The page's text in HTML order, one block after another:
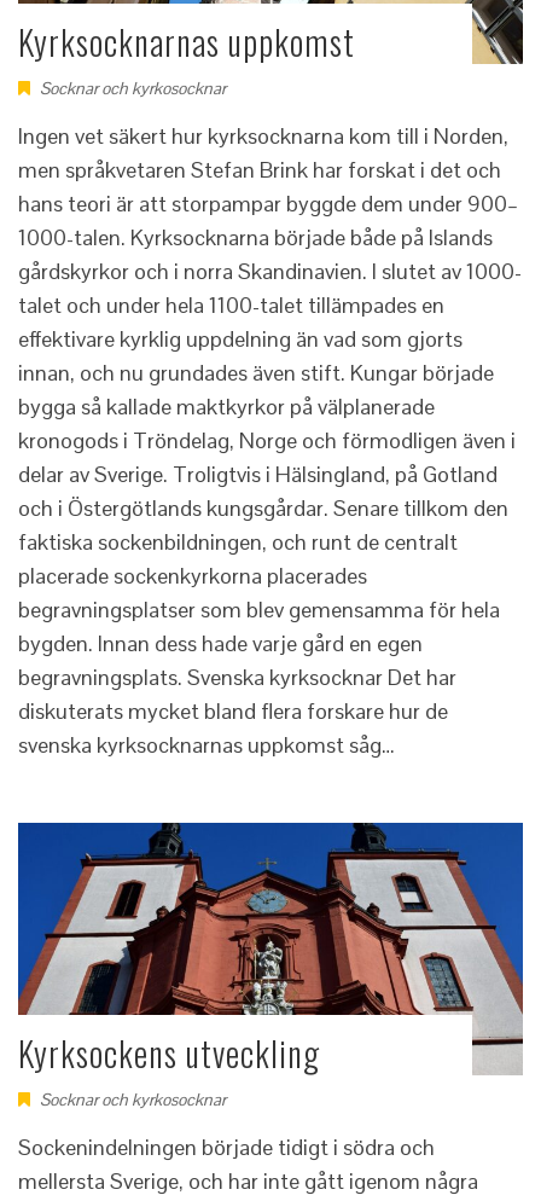
Kyrksocknarnas uppkomst
Socknar och kyrkosocknar
Ingen vet säkert hur kyrksocknarna kom till i Norden,
men språkvetaren Stefan Brink har forskat i det och
hans teori är att storpampar byggde dem under 900–
1000-talen. Kyrksocknarna började både på Islands
gårdskyrkor och i norra Skandinavien. I slutet av 1000-
talet och under hela 1100-talet tillämpades en
effektivare kyrklig uppdelning än vad som gjorts
innan, och nu grundades även stift. Kungar började
bygga så kallade maktkyrkor på välplanerade
kronogods i Tröndelag, Norge och förmodligen även i
delar av Sverige. Troligtvis i Hälsingland, på Gotland
och i Östergötlands kungsgårdar. Senare tillkom den
faktiska sockenbildningen, och runt de centralt
placerade sockenkyrkorna placerades
begravningsplatser som blev gemensamma för hela
bygden. Innan dess hade varje gård en egen
begravningsplats. Svenska kyrksocknar Det har
diskuterats mycket bland flera forskare hur de
svenska kyrksocknarnas uppkomst såg…
Kyrksockens utveckling
Socknar och kyrkosocknar
Sockenindelningen började tidigt i södra och
mellersta Sverige, och har inte gått igenom några